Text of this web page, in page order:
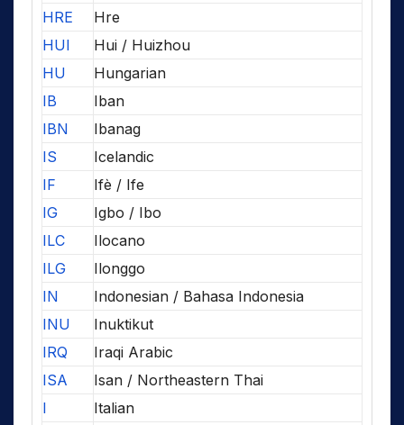
HRE
Hre
HUI
Hui / Huizhou
HU
Hungarian
IB
Iban
IBN
Ibanag
IS
Icelandic
IF
Ifè / Ife
IG
Igbo / Ibo
ILC
Ilocano
ILG
Ilonggo
IN
Indonesian / Bahasa Indonesia
INU
Inuktikut
IRQ
Iraqi Arabic
ISA
Isan / Northeastern Thai
I
Italian